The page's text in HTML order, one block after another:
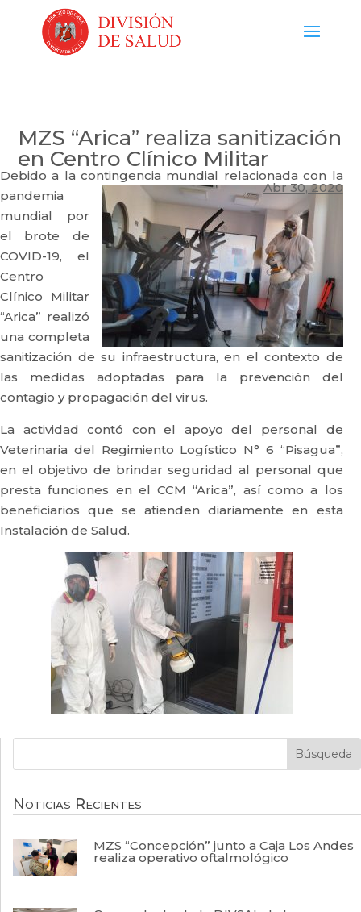
MZS “Arica” realiza sanitización
en Centro Clínico Militar
Abr 30, 2020
Debido a la contingencia mundial relacionada con la
pandemia
mundial por
el brote de
COVID-19, el
Centro
Clínico Militar
“Arica” realizó
una completa
sanitización de su infraestructura, en el contexto de
las medidas adoptadas para la prevención del
contagio y propagación del virus.
La actividad contó con el apoyo del personal de
Veterinaria del Regimiento Logístico N° 6 “Pisagua”,
en el objetivo de brindar seguridad al personal que
presta funciones en el CCM “Arica”, así como a los
beneficiarios que se atienden diariamente en esta
Instalación de Salud.
Noticias Recientes
MZS “Concepción” junto a Caja Los Andes
realiza operativo oftalmológico